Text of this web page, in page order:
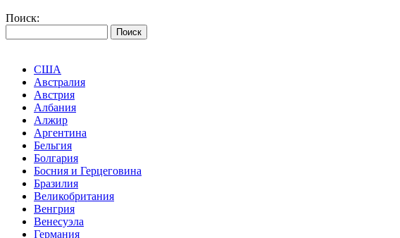
Поиск:
США
Австралия
Австрия
Албания
Алжир
Аргентина
Бельгия
Болгария
Босния и Герцеговина
Бразилия
Великобритания
Венгрия
Венесуэла
Германия